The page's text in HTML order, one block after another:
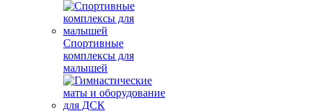
Спортивные
комплексы для
малышей